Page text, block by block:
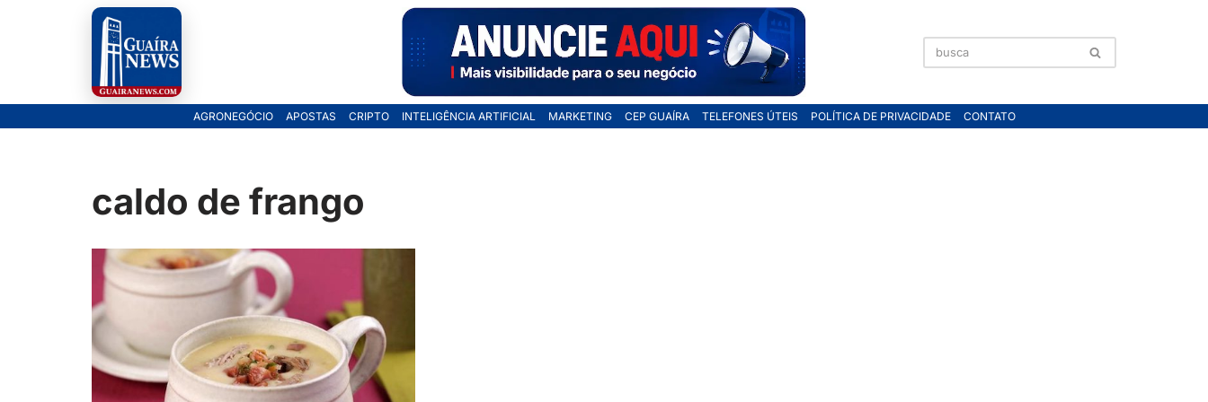
AGRONEGÓCIO APOSTAS CRIPTO INTELIGÊNCIA ARTIFICIAL MARKETING CEP GUAÍRA TELEFONES ÚTEIS POLÍTICA DE PRIVACIDADE CONTATO
caldo de frango